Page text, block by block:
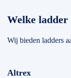
Welke
Wij bieden ladders
Altrex